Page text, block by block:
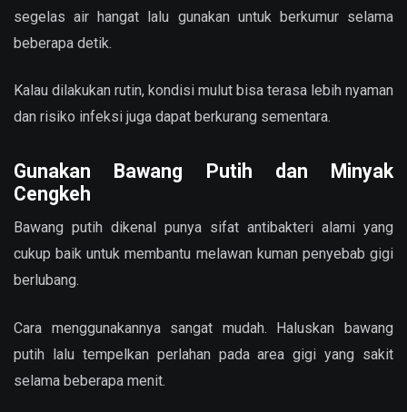
segelas air hangat lalu gunakan untuk berkumur selama
beberapa detik.
Kalau dilakukan rutin, kondisi mulut bisa terasa lebih nyaman
dan risiko infeksi juga dapat berkurang sementara.
Gunakan Bawang Putih dan Minyak
Cengkeh
Bawang putih dikenal punya sifat antibakteri alami yang
cukup baik untuk membantu melawan kuman penyebab gigi
berlubang.
Cara menggunakannya sangat mudah. Haluskan bawang
putih lalu tempelkan perlahan pada area gigi yang sakit
selama beberapa menit.